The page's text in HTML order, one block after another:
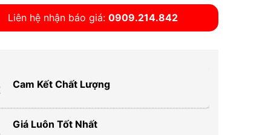
Liên hệ nhận báo giá: 0909.214.842
Cam Kết Chất Lượng
Giá Luôn Tốt Nhất